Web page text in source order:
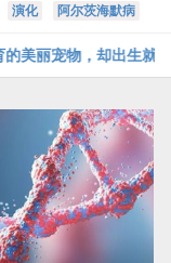
演化 阿尔茨海默病
就注定会患癌惨死